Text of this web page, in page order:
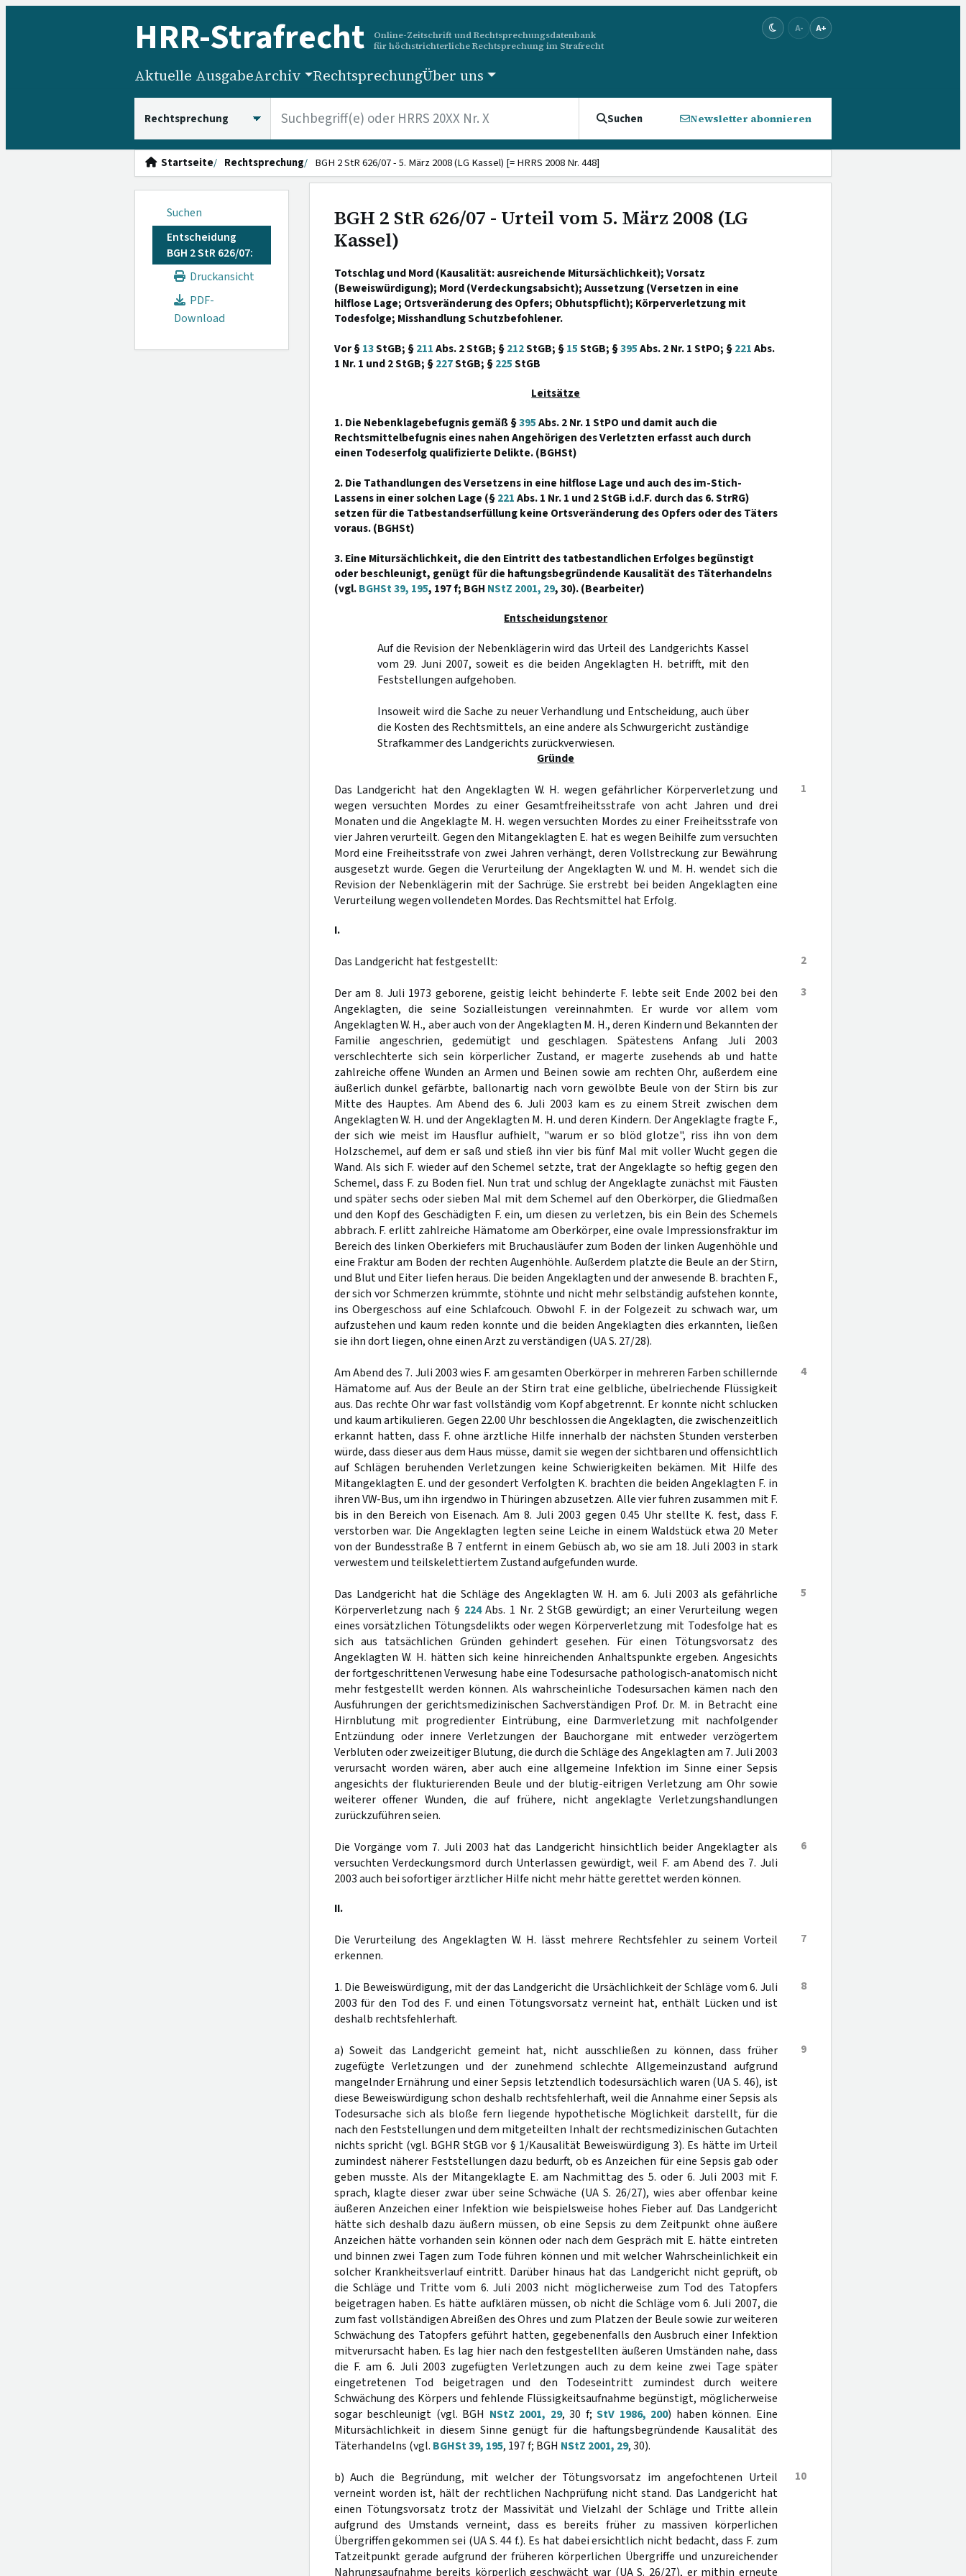
HRR-Strafrecht
Online-Zeitschrift und Rechtsprechungsdatenbank
für höchstrichterliche Rechtsprechung im Strafrecht
A- A+
Aktuelle AusgabeArchiv RechtsprechungÜber uns
Suchen Newsletter abonnieren
Startseite Rechtsprechung BGH 2 StR 626/07 - 5. März 2008 (LG Kassel) [= HRRS 2008 Nr. 448]
Suchen
Entscheidung
BGH 2 StR 626/07:
Druckansicht
PDF-
Download
BGH 2 StR 626/07 - Urteil vom 5. März 2008 (LG
Kassel)
Totschlag und Mord (Kausalität: ausreichende Mitursächlichkeit); Vorsatz
(Beweiswürdigung); Mord (Verdeckungsabsicht); Aussetzung (Versetzen in eine
hilflose Lage; Ortsveränderung des Opfers; Obhutspflicht); Körperverletzung mit
Todesfolge; Misshandlung Schutzbefohlener.
Vor §13StGB; §211Abs. 2 StGB; §212StGB; §15StGB; §395Abs. 2 Nr. 1 StPO; §221Abs.
1 Nr. 1 und 2 StGB; §227StGB; §225StGB
Leitsätze
1. Die Nebenklagebefugnis gemäß §395Abs. 2 Nr. 1 StPO und damit auch die
Rechtsmittelbefugnis eines nahen Angehörigen des Verletzten erfasst auch durch
einen Todeserfolg qualifizierte Delikte. (BGHSt)
2. Die Tathandlungen des Versetzens in eine hilflose Lage und auch des im-Stich-
Lassens in einer solchen Lage (§221Abs. 1 Nr. 1 und 2 StGB i.d.F. durch das 6. StrRG)
setzen für die Tatbestandserfüllung keine Ortsveränderung des Opfers oder des Täters
voraus. (BGHSt)
3. Eine Mitursächlichkeit, die den Eintritt des tatbestandlichen Erfolges begünstigt
oder beschleunigt, genügt für die haftungsbegründende Kausalität des Täterhandelns
(vgl.BGHSt 39, 195, 197 f; BGH NStZ 2001, 29, 30). (Bearbeiter)
Entscheidungstenor
Auf die Revision der Nebenklägerin wird das Urteil des Landgerichts Kassel
vom 29. Juni 2007, soweit es die beiden Angeklagten H. betrifft, mit den
Feststellungen aufgehoben.
Insoweit wird die Sache zu neuer Verhandlung und Entscheidung, auch über
die Kosten des Rechtsmittels, an eine andere als Schwurgericht zuständige
Strafkammer des Landgerichts zurückverwiesen.
Gründe
1
Das Landgericht hat den Angeklagten W. H. wegen gefährlicher Körperverletzung und
wegen versuchten Mordes zu einer Gesamtfreiheitsstrafe von acht Jahren und drei
Monaten und die Angeklagte M. H. wegen versuchten Mordes zu einer Freiheitsstrafe von
vier Jahren verurteilt. Gegen den Mitangeklagten E. hat es wegen Beihilfe zum versuchten
Mord eine Freiheitsstrafe von zwei Jahren verhängt, deren Vollstreckung zur Bewährung
ausgesetzt wurde. Gegen die Verurteilung der Angeklagten W. und M. H. wendet sich die
Revision der Nebenklägerin mit der Sachrüge. Sie erstrebt bei beiden Angeklagten eine
Verurteilung wegen vollendeten Mordes. Das Rechtsmittel hat Erfolg.
I.
2
Das Landgericht hat festgestellt:
3
Der am 8. Juli 1973 geborene, geistig leicht behinderte F. lebte seit Ende 2002 bei den
Angeklagten, die seine Sozialleistungen vereinnahmten. Er wurde vor allem vom
Angeklagten W. H., aber auch von der Angeklagten M. H., deren Kindern und Bekannten der
Familie angeschrien, gedemütigt und geschlagen. Spätestens Anfang Juli 2003
verschlechterte sich sein körperlicher Zustand, er magerte zusehends ab und hatte
zahlreiche offene Wunden an Armen und Beinen sowie am rechten Ohr, außerdem eine
äußerlich dunkel gefärbte, ballonartig nach vorn gewölbte Beule von der Stirn bis zur
Mitte des Hauptes. Am Abend des 6. Juli 2003 kam es zu einem Streit zwischen dem
Angeklagten W. H. und der Angeklagten M. H. und deren Kindern. Der Angeklagte fragte F.,
der sich wie meist im Hausflur aufhielt, "warum er so blöd glotze", riss ihn von dem
Holzschemel, auf dem er saß und stieß ihn vier bis fünf Mal mit voller Wucht gegen die
Wand. Als sich F. wieder auf den Schemel setzte, trat der Angeklagte so heftig gegen den
Schemel, dass F. zu Boden fiel. Nun trat und schlug der Angeklagte zunächst mit Fäusten
und später sechs oder sieben Mal mit dem Schemel auf den Oberkörper, die Gliedmaßen
und den Kopf des Geschädigten F. ein, um diesen zu verletzen, bis ein Bein des Schemels
abbrach. F. erlitt zahlreiche Hämatome am Oberkörper, eine ovale Impressionsfraktur im
Bereich des linken Oberkiefers mit Bruchausläufer zum Boden der linken Augenhöhle und
eine Fraktur am Boden der rechten Augenhöhle. Außerdem platzte die Beule an der Stirn,
und Blut und Eiter liefen heraus. Die beiden Angeklagten und der anwesende B. brachten F.,
der sich vor Schmerzen krümmte, stöhnte und nicht mehr selbständig aufstehen konnte,
ins Obergeschoss auf eine Schlafcouch. Obwohl F. in der Folgezeit zu schwach war, um
aufzustehen und kaum reden konnte und die beiden Angeklagten dies erkannten, ließen
sie ihn dort liegen, ohne einen Arzt zu verständigen (UA S. 27/28).
4
Am Abend des 7. Juli 2003 wies F. am gesamten Oberkörper in mehreren Farben schillernde
Hämatome auf. Aus der Beule an der Stirn trat eine gelbliche, übelriechende Flüssigkeit
aus. Das rechte Ohr war fast vollständig vom Kopf abgetrennt. Er konnte nicht schlucken
und kaum artikulieren. Gegen 22.00 Uhr beschlossen die Angeklagten, die zwischenzeitlich
erkannt hatten, dass F. ohne ärztliche Hilfe innerhalb der nächsten Stunden versterben
würde, dass dieser aus dem Haus müsse, damit sie wegen der sichtbaren und offensichtlich
auf Schlägen beruhenden Verletzungen keine Schwierigkeiten bekämen. Mit Hilfe des
Mitangeklagten E. und der gesondert Verfolgten K. brachten die beiden Angeklagten F. in
ihren VW-Bus, um ihn irgendwo in Thüringen abzusetzen. Alle vier fuhren zusammen mit F.
bis in den Bereich von Eisenach. Am 8. Juli 2003 gegen 0.45 Uhr stellte K. fest, dass F.
verstorben war. Die Angeklagten legten seine Leiche in einem Waldstück etwa 20 Meter
von der Bundesstraße B 7 entfernt in einem Gebüsch ab, wo sie am 18. Juli 2003 in stark
verwestem und teilskelettiertem Zustand aufgefunden wurde.
5
Das Landgericht hat die Schläge des Angeklagten W. H. am 6. Juli 2003 als gefährliche
Körperverletzung nach § 224Abs. 1 Nr. 2 StGB gewürdigt; an einer Verurteilung wegen
eines vorsätzlichen Tötungsdelikts oder wegen Körperverletzung mit Todesfolge hat es
sich aus tatsächlichen Gründen gehindert gesehen. Für einen Tötungsvorsatz des
Angeklagten W. H. hätten sich keine hinreichenden Anhaltspunkte ergeben. Angesichts
der fortgeschrittenen Verwesung habe eine Todesursache pathologisch-anatomisch nicht
mehr festgestellt werden können. Als wahrscheinliche Todesursachen kämen nach den
Ausführungen der gerichtsmedizinischen Sachverständigen Prof. Dr. M. in Betracht eine
Hirnblutung mit progredienter Eintrübung, eine Darmverletzung mit nachfolgender
Entzündung oder innere Verletzungen der Bauchorgane mit entweder verzögertem
Verbluten oder zweizeitiger Blutung, die durch die Schläge des Angeklagten am 7. Juli 2003
verursacht worden wären, aber auch eine allgemeine Infektion im Sinne einer Sepsis
angesichts der flukturierenden Beule und der blutig-eitrigen Verletzung am Ohr sowie
weiterer offener Wunden, die auf frühere, nicht angeklagte Verletzungshandlungen
zurückzuführen seien.
6
Die Vorgänge vom 7. Juli 2003 hat das Landgericht hinsichtlich beider Angeklagter als
versuchten Verdeckungsmord durch Unterlassen gewürdigt, weil F. am Abend des 7. Juli
2003 auch bei sofortiger ärztlicher Hilfe nicht mehr hätte gerettet werden können.
II.
7
Die Verurteilung des Angeklagten W. H. lässt mehrere Rechtsfehler zu seinem Vorteil
erkennen.
8
1. Die Beweiswürdigung, mit der das Landgericht die Ursächlichkeit der Schläge vom 6. Juli
2003 für den Tod des F. und einen Tötungsvorsatz verneint hat, enthält Lücken und ist
deshalb rechtsfehlerhaft.
9
a) Soweit das Landgericht gemeint hat, nicht ausschließen zu können, dass früher
zugefügte Verletzungen und der zunehmend schlechte Allgemeinzustand aufgrund
mangelnder Ernährung und einer Sepsis letztendlich todesursächlich waren (UA S. 46), ist
diese Beweiswürdigung schon deshalb rechtsfehlerhaft, weil die Annahme einer Sepsis als
Todesursache sich als bloße fern liegende hypothetische Möglichkeit darstellt, für die
nach den Feststellungen und dem mitgeteilten Inhalt der rechtsmedizinischen Gutachten
nichts spricht (vgl. BGHR StGB vor § 1/Kausalität Beweiswürdigung 3). Es hätte im Urteil
zumindest näherer Feststellungen dazu bedurft, ob es Anzeichen für eine Sepsis gab oder
geben musste. Als der Mitangeklagte E. am Nachmittag des 5. oder 6. Juli 2003 mit F.
sprach, klagte dieser zwar über seine Schwäche (UA S. 26/27), wies aber offenbar keine
äußeren Anzeichen einer Infektion wie beispielsweise hohes Fieber auf. Das Landgericht
hätte sich deshalb dazu äußern müssen, ob eine Sepsis zu dem Zeitpunkt ohne äußere
Anzeichen hätte vorhanden sein können oder nach dem Gespräch mit E. hätte eintreten
und binnen zwei Tagen zum Tode führen können und mit welcher Wahrscheinlichkeit ein
solcher Krankheitsverlauf eintritt. Darüber hinaus hat das Landgericht nicht geprüft, ob
die Schläge und Tritte vom 6. Juli 2003 nicht möglicherweise zum Tod des Tatopfers
beigetragen haben. Es hätte aufklären müssen, ob nicht die Schläge vom 6. Juli 2007, die
zum fast vollständigen Abreißen des Ohres und zum Platzen der Beule sowie zur weiteren
Schwächung des Tatopfers geführt hatten, gegebenenfalls den Ausbruch einer Infektion
mitverursacht haben. Es lag hier nach den festgestellten äußeren Umständen nahe, dass
die F. am 6. Juli 2003 zugefügten Verletzungen auch zu dem keine zwei Tage später
eingetretenen Tod beigetragen und den Todeseintritt zumindest durch weitere
Schwächung des Körpers und fehlende Flüssigkeitsaufnahme begünstigt, möglicherweise
sogar beschleunigt (vgl. BGH NStZ 2001, 29, 30 f;StV 1986, 200) haben können. Eine
Mitursächlichkeit in diesem Sinne genügt für die haftungsbegründende Kausalität des
Täterhandelns (vgl. BGHSt 39, 195, 197 f; BGH NStZ 2001, 29, 30).
10
b) Auch die Begründung, mit welcher der Tötungsvorsatz im angefochtenen Urteil
verneint worden ist, hält der rechtlichen Nachprüfung nicht stand. Das Landgericht hat
einen Tötungsvorsatz trotz der Massivität und Vielzahl der Schläge und Tritte allein
aufgrund des Umstands verneint, dass es bereits früher zu massiven körperlichen
Übergriffen gekommen sei (UA S. 44 f.). Es hat dabei ersichtlich nicht bedacht, dass F. zum
Tatzeitpunkt gerade aufgrund der früheren körperlichen Übergriffe und unzureichender
Nahrungsaufnahme bereits körperlich geschwächt war (UA S. 26/27), er mithin erneute